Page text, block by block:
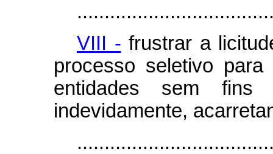
VIII - frustrar a
processo seletivo
entidades sem fins
indevidamente,